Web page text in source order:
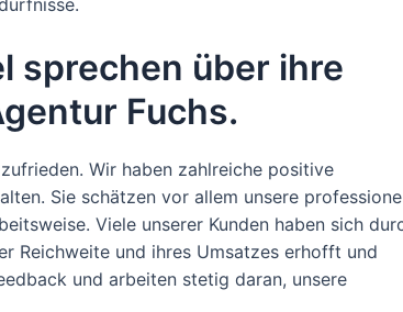
sprechen über ihre
Fuchs.
Wir haben zahlreiche positive
Sie schätzen vor allem unsere
Viele unserer Kunden haben sich
Reichweite und ihres Umsatzes erhofft und
und arbeiten stetig daran, unsere